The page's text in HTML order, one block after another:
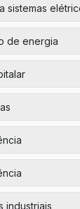
sistemas
de energia
industriais